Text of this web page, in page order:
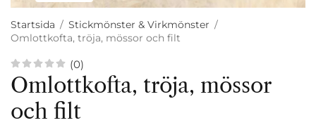
Startsida / Stickmönster & Virkmönster /
Omlottkofta, tröja, mössor och filt
(0)
Omlottkofta, tröja, mössor
och filt